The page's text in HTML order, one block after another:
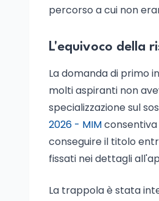
percorso a cui non
L'equivoco della
La domanda di primo
molti aspiranti non
specializzazione sul
2026 - MIM
conseguire il titolo
fissati nei dettagli
La trappola è stata